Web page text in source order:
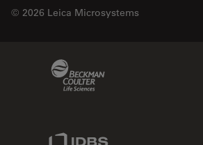
© 2026 Leica Microsystems